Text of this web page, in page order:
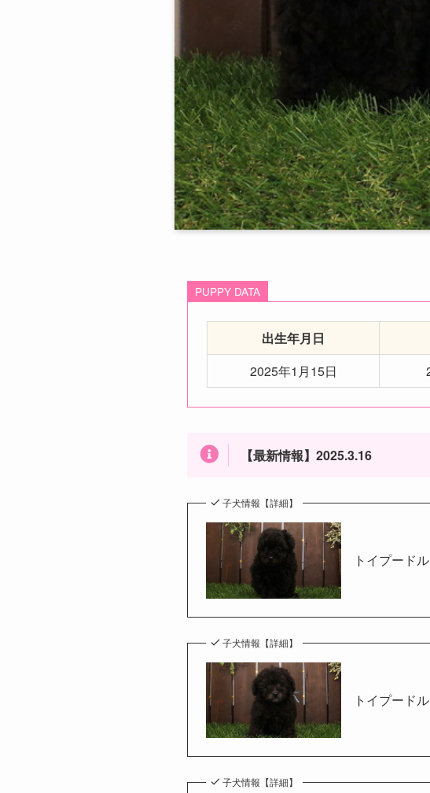
PUPPY DATA
出生年月日
2025年1月15日
【最新情報】2025.3.16
子犬情報【詳細】
トイプード
子犬情報【詳細】
トイプード
子犬情報【詳細】